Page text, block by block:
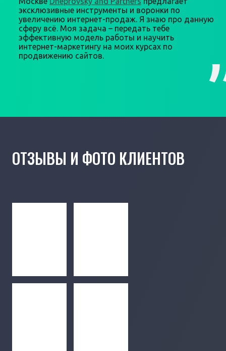
эксклюзивные инструменты и воронки по
увеличению интернет-продаж. Я знаю про данную
сферу всё. Моя задача – передать тебе
эффективную модель работы и научить
интернет-маркетингу на моих курсах по
продвижению сайтов.
ОТЗЫВЫ И ФОТО КЛИЕНТОВ